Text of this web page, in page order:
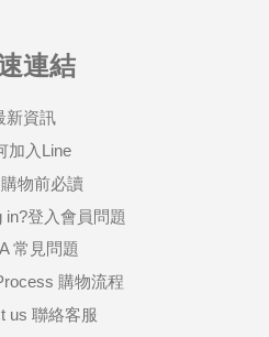
連結
新資訊
加入Line
物前必讀
in?登入會員問題
常見問題
購物流程
us 聯絡客服